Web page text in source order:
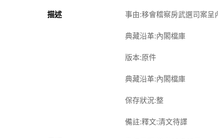
描述 事由:移會稽察房武選司案
典藏沿革:內閣檔庫
版本:原件
典藏沿革:內閣檔庫
保存狀況:整
備註:釋文:清文待譯